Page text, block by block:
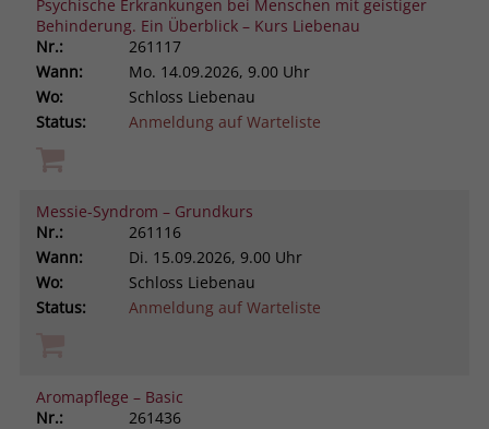
Psychische Erkrankungen bei Menschen mit geistiger
Behinderung. Ein Überblick – Kurs Liebenau
Nr.:
261117
Wann:
Mo. 14.09.2026, 9.00 Uhr
Wo:
Schloss Liebenau
Status:
Anmeldung auf Warteliste
Messie-Syndrom – Grundkurs
Nr.:
261116
Wann:
Di. 15.09.2026, 9.00 Uhr
Wo:
Schloss Liebenau
Status:
Anmeldung auf Warteliste
Aromapflege – Basic
Nr.:
261436